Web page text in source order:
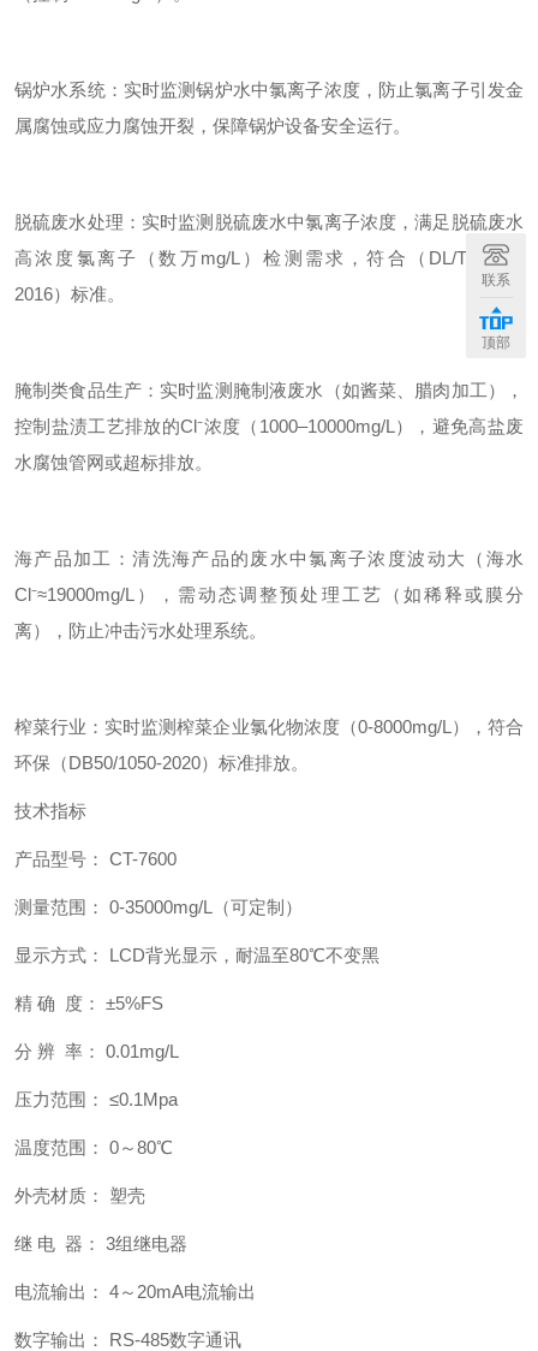
锅炉水系统：实时监测锅炉水中氯离子浓度，防止氯离子引发金
属腐蚀或应力腐蚀开裂，保障锅炉设备安全运行。
脱硫废水处理：实时监测脱硫废水中氯离子浓度，满足脱硫废水
高浓度氯离子（数万mg/L）检测需求，符合（DL/T5196—
2016）标准。
腌制类食品生产：实时监测腌制液废水（如酱菜、腊肉加工），
控制盐渍工艺排放的Cl⁻浓度（1000–10000mg/L），避免高盐废
水腐蚀管网或超标排放。
海产品加工：清洗海产品的废水中氯离子浓度波动大（海水
Cl⁻≈19000mg/L），需动态调整预处理工艺（如稀释或膜分
离），防止冲击污水处理系统。
榨菜行业：实时监测榨菜企业氯化物浓度（0-8000mg/L），符合
环保（DB50/1050-2020）标准排放。
技术指标
产品型号： CT-7600
测量范围： 0-35000mg/L（可定制）
显示方式： LCD背光显示，耐温至80℃不变黑
精 确 度： ±5%FS
分 辨 率： 0.01mg/L
压力范围： ≤0.1Mpa
温度范围： 0～80℃
外壳材质： 塑壳
继 电 器： 3组继电器
电流输出： 4～20mA电流输出
数字输出： RS-485数字通讯
联系
顶部